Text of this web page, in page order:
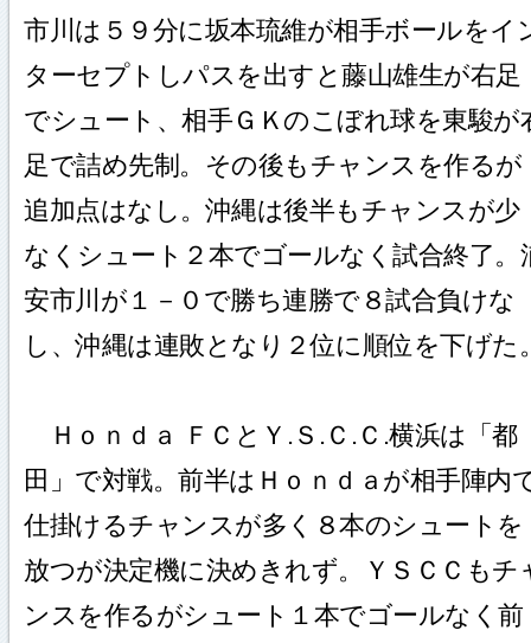
市川は５９分に坂本琉維が相手ボールをイ
ターセプトしパスを出すと藤山雄生が右足
でシュート、相手ＧＫのこぼれ球を東駿が
足で詰め先制。その後もチャンスを作るが
追加点はなし。沖縄は後半もチャンスが少
なくシュート２本でゴールなく試合終了。
安市川が１－０で勝ち連勝で８試合負けな
し、沖縄は連敗となり２位に順位を下げた
Ｈｏｎｄａ ＦＣとＹ.Ｓ.Ｃ.Ｃ.横浜は「都
田」で対戦。前半はＨｏｎｄａが相手陣内
仕掛けるチャンスが多く８本のシュートを
放つが決定機に決めきれず。ＹＳＣＣもチ
ンスを作るがシュート１本でゴールなく前